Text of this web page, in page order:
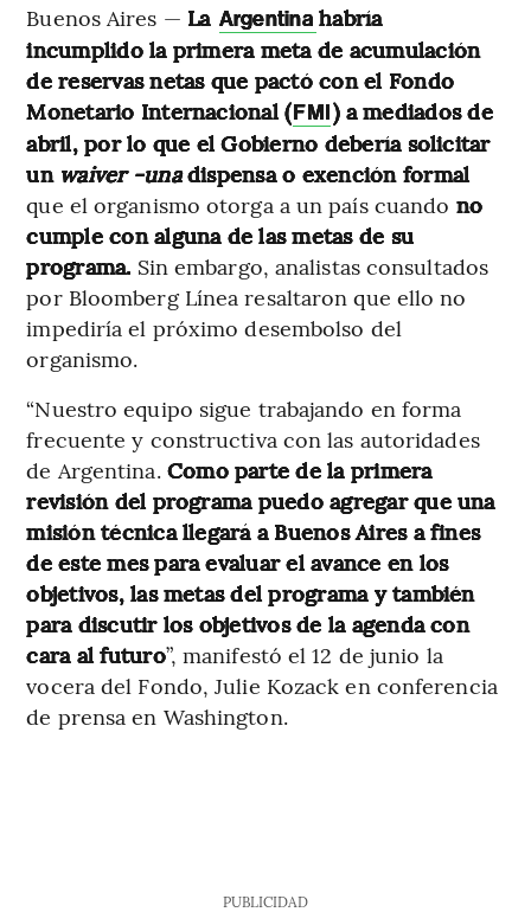
Buenos Aires — La Argentina habría
incumplido la primera meta de acumulación
de reservas netas que pactó con el Fondo
Monetario Internacional (FMI) a mediados de
abril, por lo que el Gobierno debería solicitar
un waiver -unadispensa o exención formal
que el organismo otorga a un país cuando no
cumple con alguna de las metas de su
programa. Sin embargo, analistas consultados
por Bloomberg Línea resaltaron que ello no
impediría el próximo desembolso del
organismo.
“Nuestro equipo sigue trabajando en forma
frecuente y constructiva con las autoridades
de Argentina. Como parte de la primera
revisión del programa puedo agregar que una
misión técnica llegará a Buenos Aires a fines
de este mes para evaluar el avance en los
objetivos, las metas del programa y también
para discutir los objetivos de la agenda con
cara al futuro”, manifestó el 12 de junio la
vocera del Fondo, Julie Kozack en conferencia
de prensa en Washington.
PUBLICIDAD